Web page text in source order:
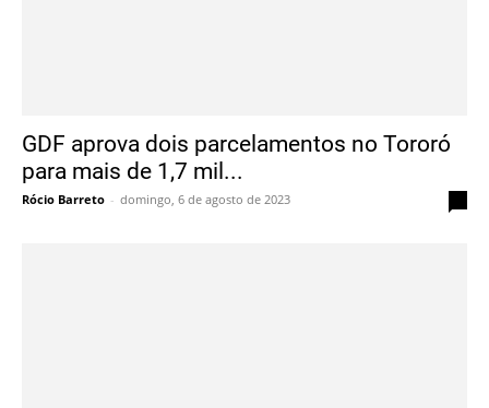
GDF aprova dois parcelamentos no Tororó
para mais de 1,7 mil...
Rócio Barreto - domingo, 6 de agosto de 2023